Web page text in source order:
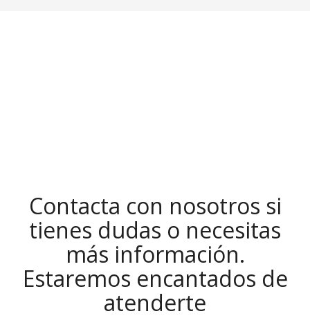
Contacta con nosotros si
tienes dudas o necesitas
más información.
Estaremos encantados de
atenderte